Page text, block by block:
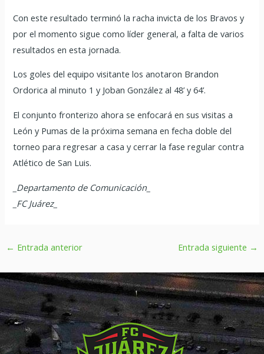
Con este resultado terminó la racha invicta de los Bravos y
por el momento sigue como líder general, a falta de varios
resultados en esta jornada.
Los goles del equipo visitante los anotaron Brandon
Ordorica al minuto 1 y Joban González al 48’ y 64’.
El conjunto fronterizo ahora se enfocará en sus visitas a
León y Pumas de la próxima semana en fecha doble del
torneo para regresar a casa y cerrar la fase regular contra
Atlético de San Luis.
_Departamento de Comunicación_
_FC Juárez_
← Entrada anterior Entrada siguiente →